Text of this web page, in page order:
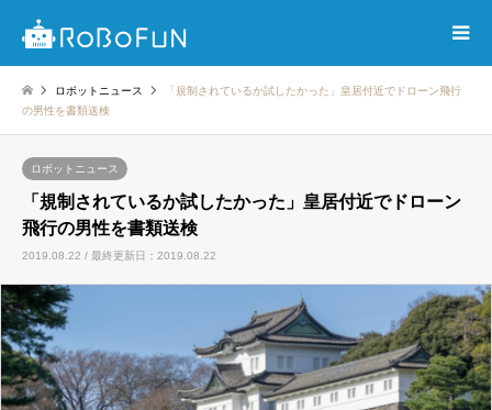
ロボットニュース
「規制されているか試したかった」皇居付近でドローン飛行
の男性を書類送検
ロボットニュース
「規制されているか試したかった」皇居付近でドローン
飛行の男性を書類送検
2019.08.22 / 最終更新日：2019.08.22